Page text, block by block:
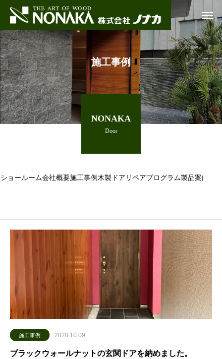
施工事例
NONAKA
Door
ショールーム会社概要施工事例 木製ドアリペアプログラム製品案内
施工事例 2020.10.09
ブラックウォールナットの玄関ドアを納めました。